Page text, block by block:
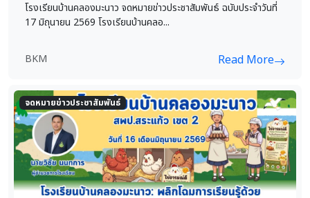
โรงเรียนบ้านคลองมะนาว จดหมายข่าวประชาสัมพันธ์ ฉบับประจำวันที่
17 มิถุนายน 2569 โรงเรียนบ้านคลอ...
BKM Read More
จดหมายข่าวประชาสัมพันธ์